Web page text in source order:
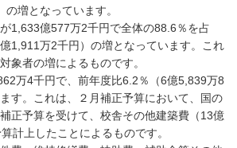
の増となっています。
1,633億577万2千円で全体の88.6％を占
1,911万2千円）の増となっています。これ
象者の増によるものです。
万4千円で、前年度比6.2％（6億5,839万8
す。これは、２月補正予算において、国の
正予算を受けて、校舎その他建築費（13億
計上したことによるものです。